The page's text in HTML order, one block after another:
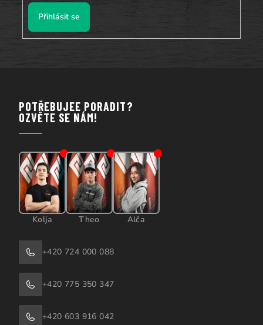
Přihlásit se
POTŘEBUJEE PORADIT?
OZVĚTE SE NÁM!
Kolja Theo Alča
+420 724 000 088
+420 775 350 347
+420 603 916 042